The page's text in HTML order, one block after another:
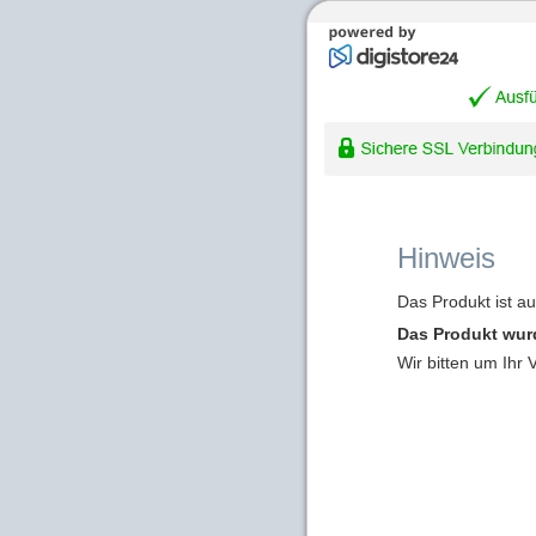
Hinweis
Das Produkt ist
Das Produkt
Wir bitten um Ihr